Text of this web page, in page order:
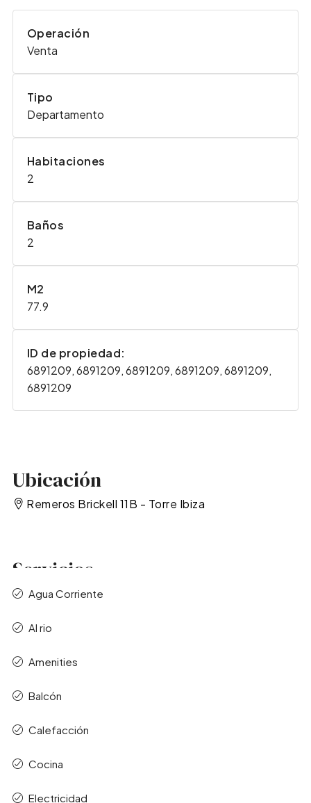
Operación
Venta
Tipo
Departamento
Habitaciones
2
Baños
2
M2
77.9
ID de propiedad:
6891209, 6891209, 6891209, 6891209, 6891209,
6891209
Ubicación
Remeros Brickell 11B - Torre Ibiza
Servicios
Agua Corriente
Al rio
Amenities
Balcón
Calefacción
Cocina
Electricidad